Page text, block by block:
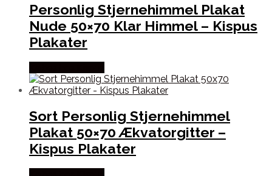
Personlig Stjernehimmel Plakat
Nude 50×70 Klar Himmel – Kispus
Plakater
Sort Personlig Stjernehimmel
Plakat 50×70 Ækvatorgitter –
Kispus Plakater